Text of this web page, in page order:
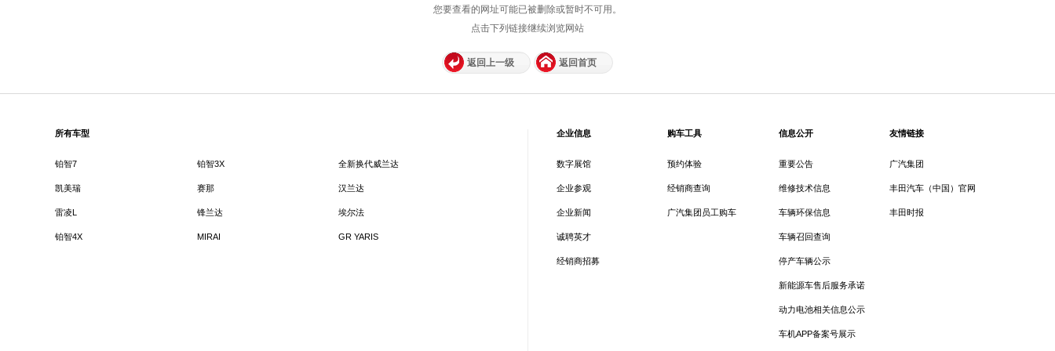
您要查看的网址可能已被删除或暂时不可用。
点击下列链接继续浏览网站
返回上一级 返回首页
所有车型
铂智7 铂智3X 全新换代威兰达
凯美瑞 赛那 汉兰达
雷凌L 锋兰达 埃尔法
铂智4X MIRAI GR YARIS
企业信息
数字展馆
企业参观
企业新闻
诚聘英才
经销商招募
购车工具
预约体验
经销商查询
广汽集团员工购车
信息公开
重要公告
维修技术信息
车辆环保信息
车辆召回查询
停产车辆公示
新能源车售后服务承诺
动力电池相关信息公示
车机APP备案号展示
友情链接
广汽集团
丰田汽车（中国）官网
丰田时报